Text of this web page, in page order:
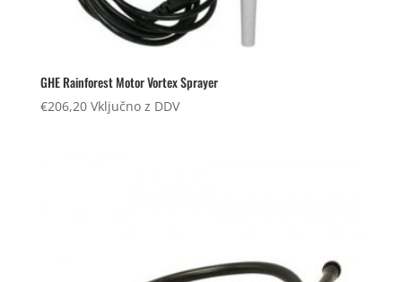
GHE Rainforest Motor Vortex Sprayer
€206,20 Vključno z DDV